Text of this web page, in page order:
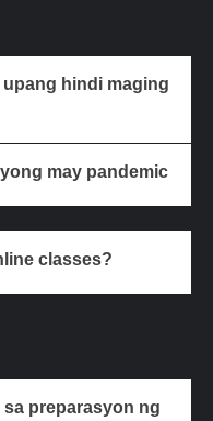
hindi maging
may pandemic
classes?
preparasyon ng